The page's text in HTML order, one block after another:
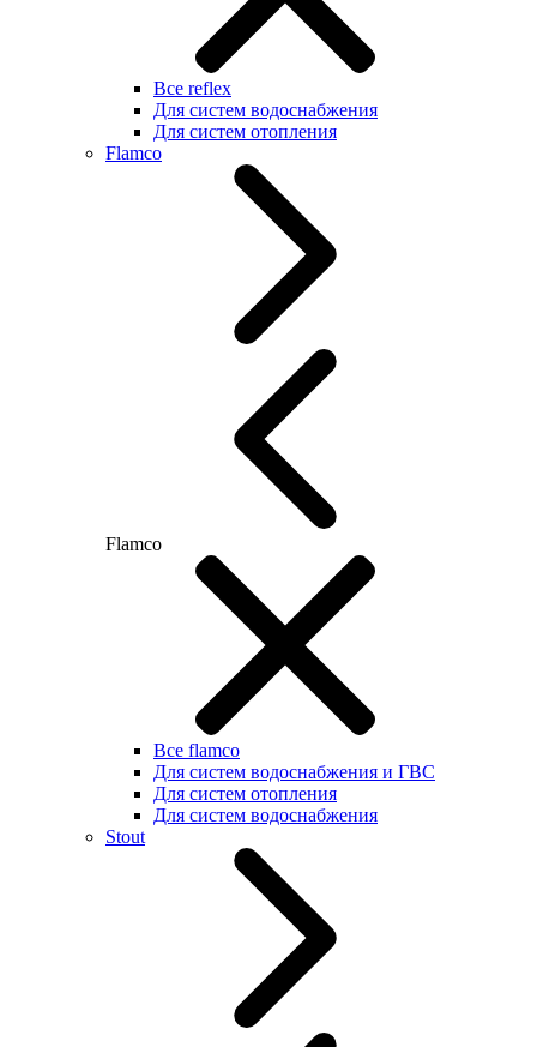
Все reflex
Для систем водоснабжения
Для систем отопления
Flamco
Flamco
Все flamco
Для систем водоснабжения и ГВС
Для систем отопления
Для систем водоснабжения
Stout